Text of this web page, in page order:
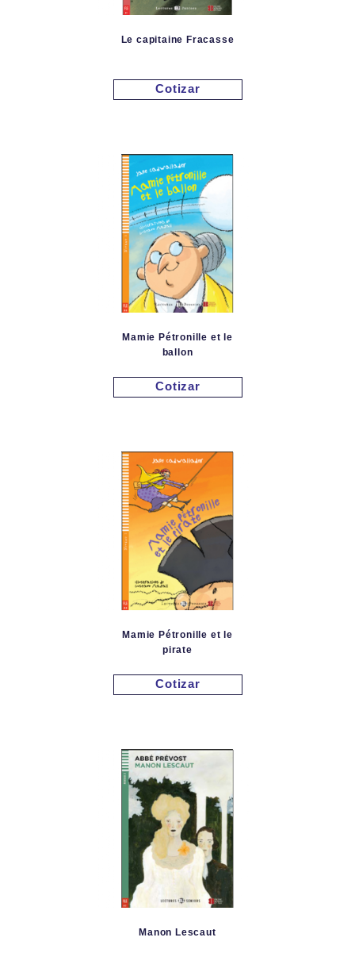
Le capitaine Fracasse
Cotizar
Mamie Pétronille et le
ballon
Cotizar
Mamie Pétronille et le
pirate
Cotizar
Manon Lescaut